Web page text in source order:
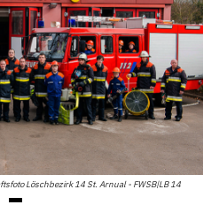
Löschbezirk 14 St. Arnual - FWSB|LB 14